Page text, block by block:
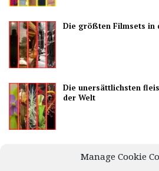
Manage Cookie
Die größten Filmsets in
Die unersättlichsten
der Welt
genießen